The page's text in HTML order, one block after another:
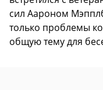
сил Аароном
только проблемы
общую тему для